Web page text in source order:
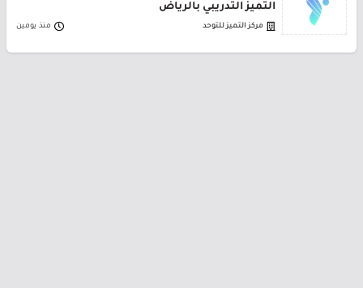
التميز التدريبي بالرياض
مركز التميز للتوحد منذ يومين